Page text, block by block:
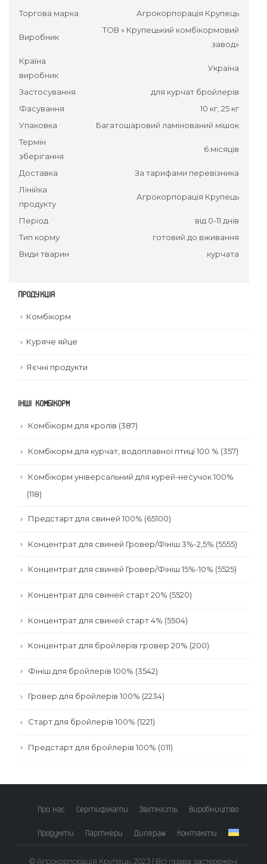
Торгова марка Агрокорпорація Крупець
Виробник
ТОВ « Крупецький комбікормовий
завод»
Країна
виробник
Україна
Застосування
для курчат бройлерів
Фасування
10 кг, 25 кг
Упаковка
Багатошаровий ламінований мішок
Термін
зберігання
6 місяців
Доставка
За тарифами перевізника
Лінійка
продукту
Агрокорпорація Крупець
Період
від 0-11 днів
Тип корму
готовий до вживання
Види тварин
курчата
ПРОДУКЦІЯ
Комбікорм
Куряче яйце
Яєчні продукти
ІНШІ КОМБІКОРМ
Комбікорм для кролів (387)
Комбікорм для курчат, водоплавної птиці 100 % (357)
Комбікорм універсальний для курей-несучок 100%
(118)
Предстарт для свиней 100% (65100)
Концентрат для свиней Гровер/Фініш 3%-2,5% (5555)
Концентрат для свиней Гровер/Фініш 15%-10% (5525)
Концентрат для свиней старт 20% (5520)
Концентрат для свиней старт 4% (5504)
Концентрат для бройлерів гровер 20% (200)
Фініш для бройлерів 100% (3542)
Гровер для бройлерів 100% (2234)
Старт для бройлерів 100% (1221)
Предстарт для бройлерів 100% (011)
Про нас Сертифікати Звітність Виробництво
Продукти Партнери Дилерам Контакти
© Агрокорпорація Крупець, 2023 | Всі права застережені